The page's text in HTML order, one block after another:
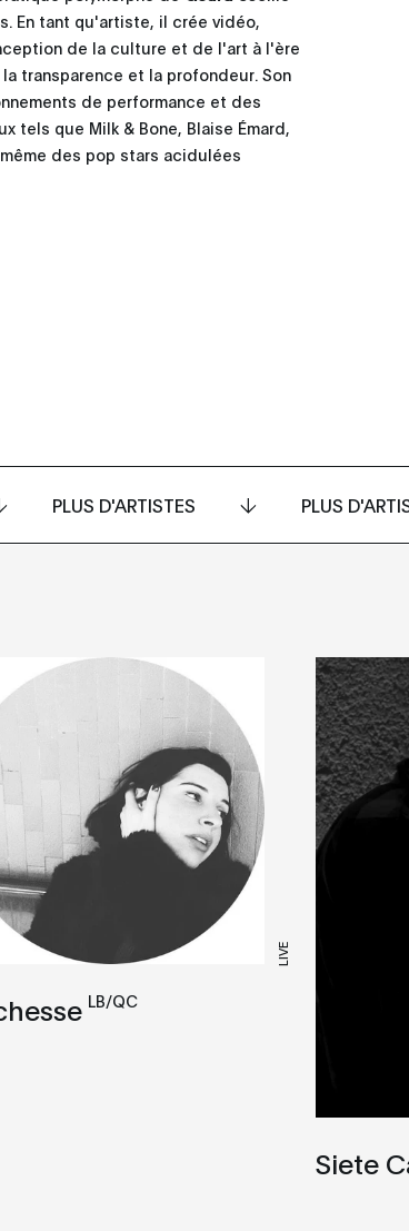
En tant qu'artiste, il crée vidéo,
de la culture et de l'art à l'ère
transparence et la profondeur. Son
de performance et des
tels que Milk & Bone, Blaise Émard,
des pop stars acidulées
PLUS D'ARTISTES PLUS
LIVE
LB/QC
Siete